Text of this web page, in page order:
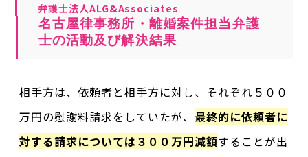
弁護士法人ALG&Associates
名古屋律事務所・離婚案件担当弁護
士の活動及び解決結果
相手方は、依頼者と相手方に対し、それぞれ５００
万円の慰謝料請求をしていたが、 最終的に依頼者に
対する請求については３００万円減額することが出